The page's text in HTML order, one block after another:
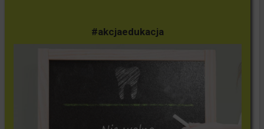
#akcjaedukacja